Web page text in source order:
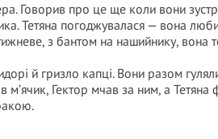
Говорив про це ще коли вони
Тетяна погоджувалася — вона
з бантом на нашийнику, вона
й гризло капці. Вони разом
Гектор мчав за ним, а Тетяна